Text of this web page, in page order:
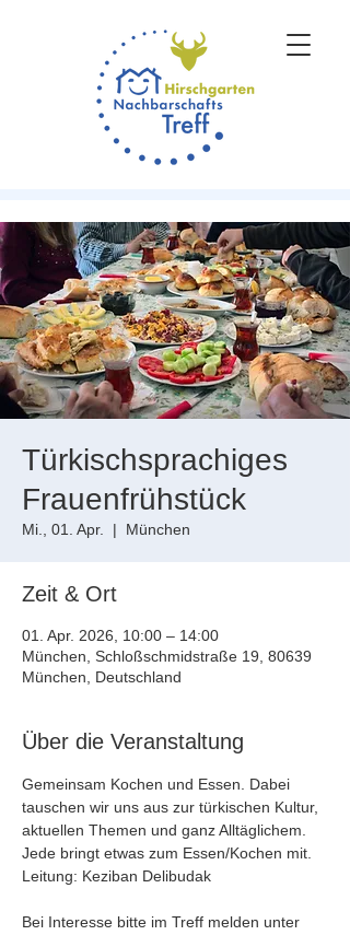
Türkischsprachiges
Frauenfrühstück
Mi., 01. Apr.
  |
München
Zeit & Ort
01. Apr. 2026, 10:00 – 14:00
München, Schloßschmidstraße 19, 80639
München, Deutschland
Über die Veranstaltung
Gemeinsam Kochen und Essen. Dabei
tauschen wir uns aus zur türkischen Kultur,
aktuellen Themen und ganz Alltäglichem.
Jede bringt etwas zum Essen/Kochen mit.
Leitung: Keziban Delibudak
Bei Interesse bitte im Treff melden unter